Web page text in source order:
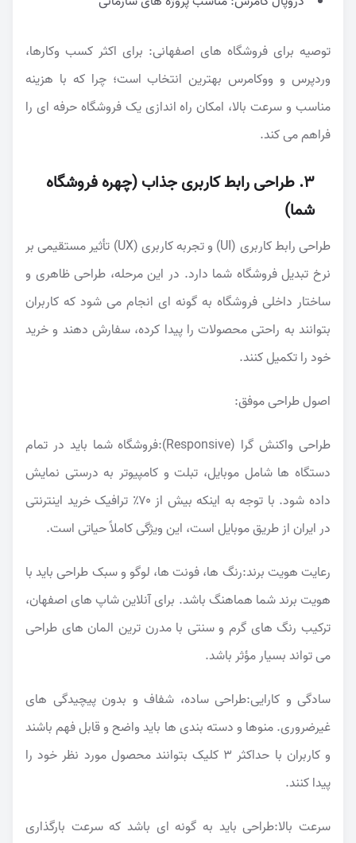
توصیه برای فروشگاه های اصفهانی: برای اکثر کسب وکارها،
وردپرس و ووکامرس بهترین انتخاب است؛ چرا که با هزینه
مناسب و سرعت بالا، امکان راه اندازی یک فروشگاه حرفه ای را
فراهم می کند.
۳. طراحی رابط کاربری جذاب (چهره فروشگاه
شما)
طراحی رابط کاربری (UI) و تجربه کاربری (UX) تأثیر مستقیمی بر
نرخ تبدیل فروشگاه شما دارد. در این مرحله، طراحی ظاهری و
ساختار داخلی فروشگاه به گونه ای انجام می شود که کاربران
بتوانند به راحتی محصولات را پیدا کرده، سفارش دهند و خرید
خود را تکمیل کنند.
اصول طراحی موفق:
طراحی واکنش گرا (Responsive):فروشگاه شما باید در تمام
دستگاه ها شامل موبایل، تبلت و کامپیوتر به درستی نمایش
داده شود. با توجه به اینکه بیش از ۷۰٪ ترافیک خرید اینترنتی
در ایران از طریق موبایل است، این ویژگی کاملاً حیاتی است.
رعایت هویت برند:رنگ ها، فونت ها، لوگو و سبک طراحی باید با
هویت برند شما هماهنگ باشد. برای آنلاین شاپ های اصفهان،
ترکیب رنگ های گرم و سنتی با مدرن ترین المان های طراحی
می تواند بسیار مؤثر باشد.
سادگی و کارایی:طراحی ساده، شفاف و بدون پیچیدگی های
غیرضروری. منوها و دسته بندی ها باید واضح و قابل فهم باشند
و کاربران با حداکثر ۳ کلیک بتوانند محصول مورد نظر خود را
پیدا کنند.
سرعت بالا:طراحی باید به گونه ای باشد که سرعت بارگذاری